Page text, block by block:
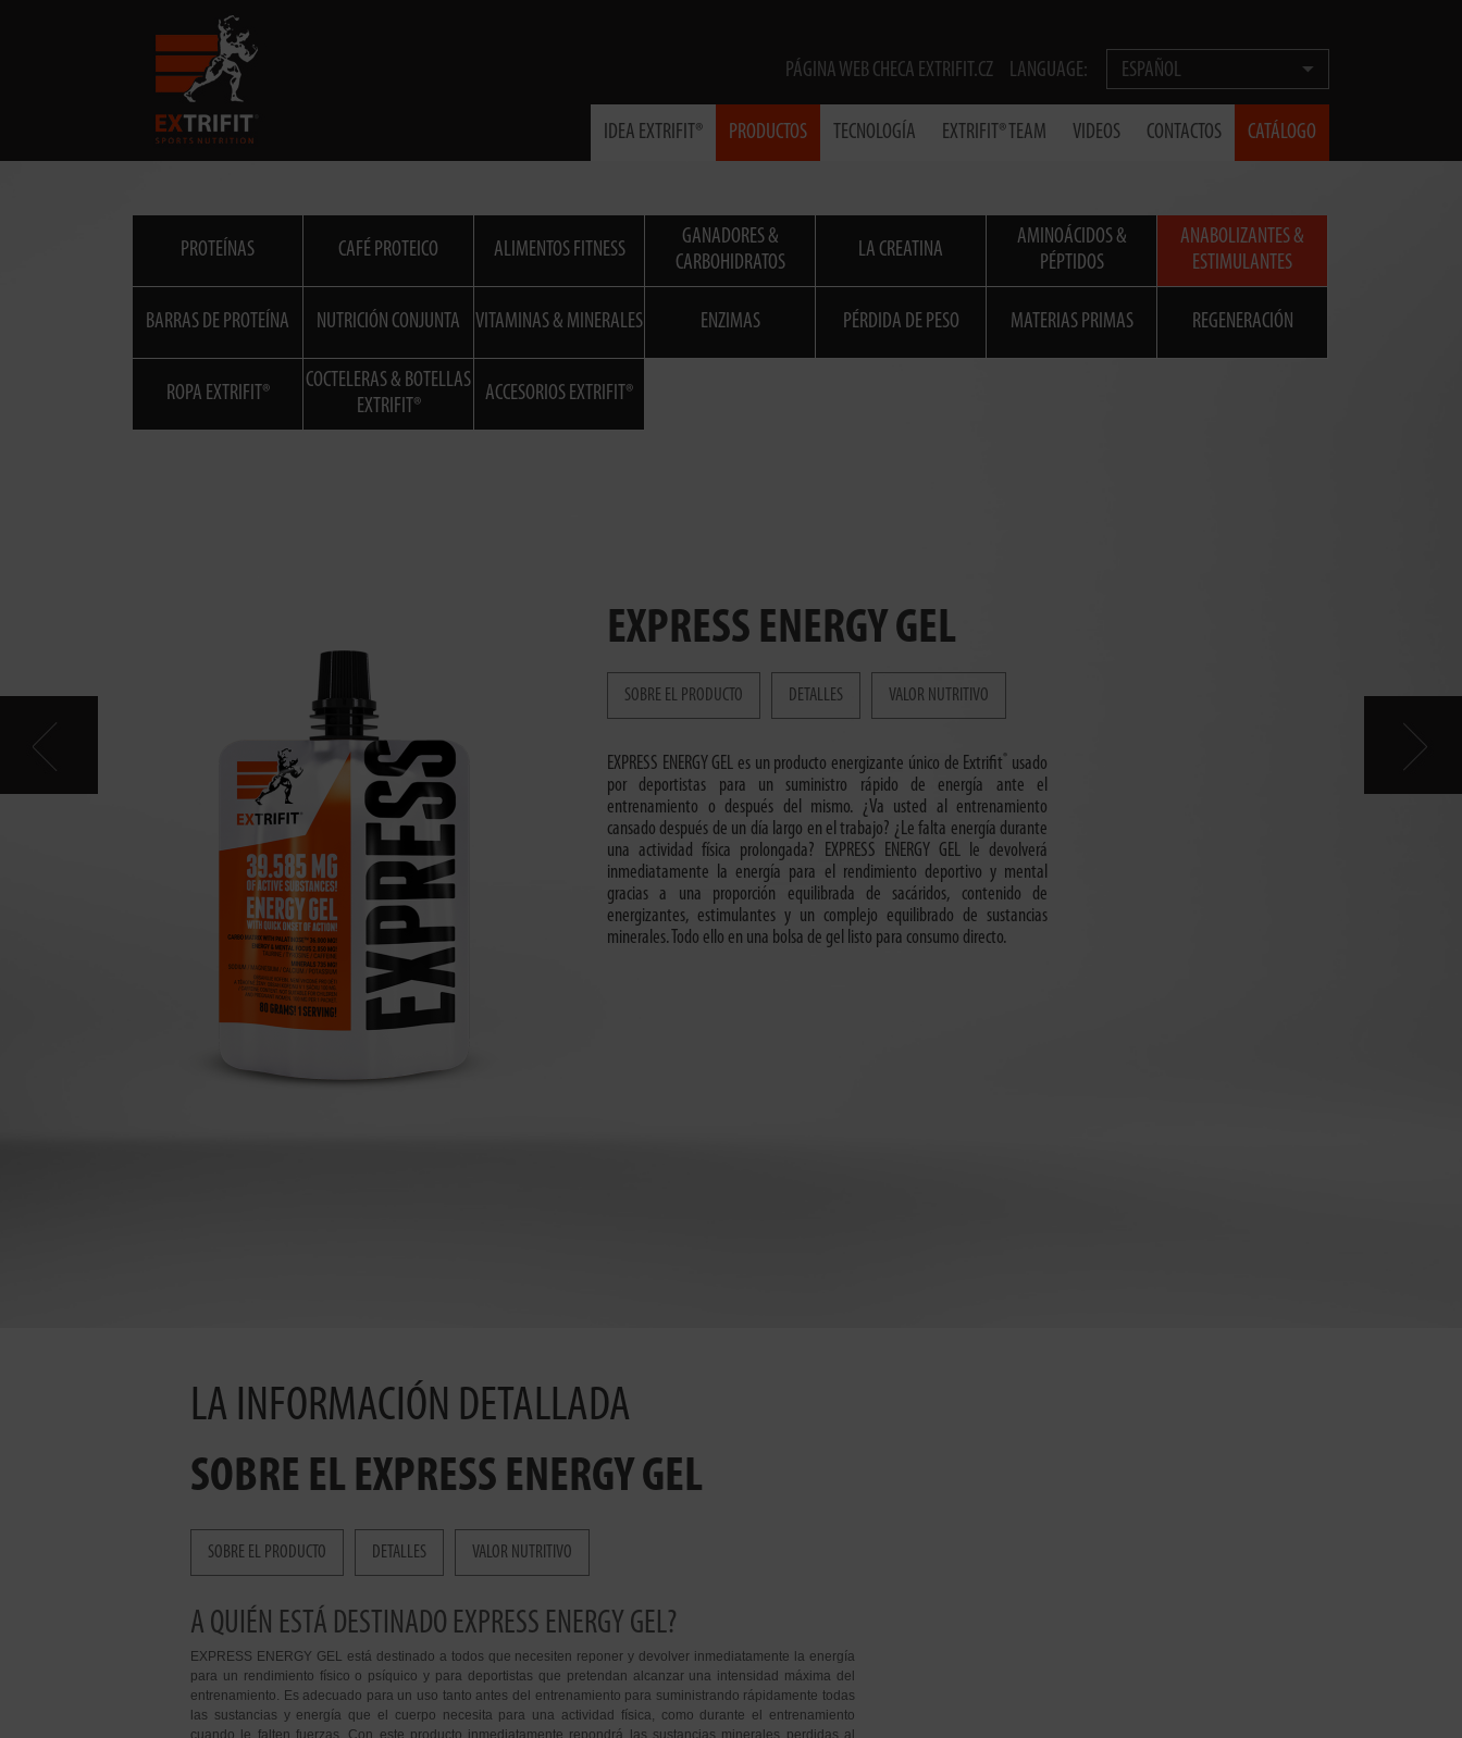
PÁGINA WEB CHECA EXTRIFIT.CZ LANGUAGE: ESPAÑOL
IDEA EXTRIFIT® PRODUCTOS TECNOLOGÍA EXTRIFIT® TEAM VIDEOS CONTACTOS CATÁLOGO
PROTEÍNAS CAFÉ PROTEICO ALIMENTOS FITNESS
GANADORES &
CARBOHIDRATOS
LA CREATINA
AMINOÁCIDOS &
PÉPTIDOS
ANABOLIZANTES &
ESTIMULANTES
BARRAS DE PROTEÍNA NUTRICIÓN CONJUNTA VITAMINAS & MINERALES ENZIMAS PÉRDIDA DE PESO MATERIAS PRIMAS REGENERACIÓN
ROPA EXTRIFIT®
COCTELERAS & BOTELLAS
EXTRIFIT®
ACCESORIOS EXTRIFIT®
EXPRESS ENERGY GEL
SOBRE EL PRODUCTO DETALLES VALOR NUTRITIVO
EXPRESS ENERGY GEL es un producto energizante único de Extrifit® usado
por deportistas para un suministro rápido de energía ante el
entrenamiento o después del mismo. ¿Va usted al entrenamiento
cansado después de un día largo en el trabajo? ¿Le falta energía durante
una actividad física prolongada? EXPRESS ENERGY GEL le devolverá
inmediatamente la energía para el rendimiento deportivo y mental
gracias a una proporción equilibrada de sacáridos, contenido de
energizantes, estimulantes y un complejo equilibrado de sustancias
minerales. Todo ello en una bolsa de gel listo para consumo directo.
LA INFORMACIÓN DETALLADA
SOBRE EL EXPRESS ENERGY GEL
SOBRE EL PRODUCTO DETALLES VALOR NUTRITIVO
A QUIÉN ESTÁ DESTINADO EXPRESS ENERGY GEL?
EXPRESS ENERGY GEL está destinado a todos que necesiten reponer y devolver inmediatamente la energía
para un rendimiento físico o psíquico y para deportistas que pretendan alcanzar una intensidad máxima del
entrenamiento. Es adecuado para un uso tanto antes del entrenamiento para suministrando rápidamente todas
las sustancias y energía que el cuerpo necesita para una actividad física, como durante el entrenamiento
cuando le falten fuerzas. Con este producto inmediatamente repondrá las sustancias minerales perdidas al